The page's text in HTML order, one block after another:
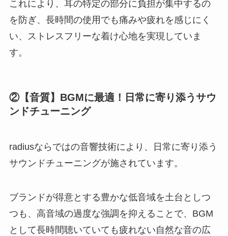
これにより、耳の特定の部分に負担が集中するの
を防ぎ、長時間の使用でも痛みや疲れを感じにく
い、ストレスフリーな着け心地を実現していま
す。
②【音質】BGMに最適！日常に寄り添うサウ
ンドチューニング
radiusならではの音響技術により、日常に寄り添う
サウンドチューニングが施されています。
ブランドが得意とする豊かな低音域を土台としつ
つも、高音域の過度な強調を抑えることで、BGM
として長時間聴いていても疲れない自然な音の広